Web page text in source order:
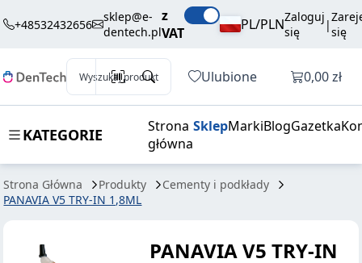
+48532432656
sklep@e-
dentech.pl
z
VAT
PL/PLNZaloguj
się
|się
Wyszukaj produkt Ulubione Otwórz
0,00 zł
KATEGORIE
Strona
główna
SklepMarkiBlogGazetka
Strona Główna Produkty
Cementy i podkłady
PANAVIA V5 TRY-IN 1,8ML
TRY-IN 1,8ML
brutto / szt.
PANAVIA V5 TRY-IN